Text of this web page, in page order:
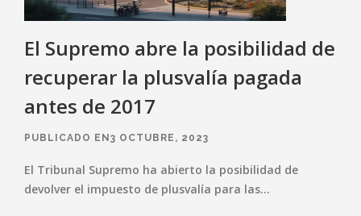
El Supremo abre la posibilidad de
recuperar la plusvalía pagada
antes de 2017
PUBLICADO EN3 OCTUBRE, 2023
El Tribunal Supremo ha abierto la posibilidad de
devolver el impuesto de plusvalía para las…